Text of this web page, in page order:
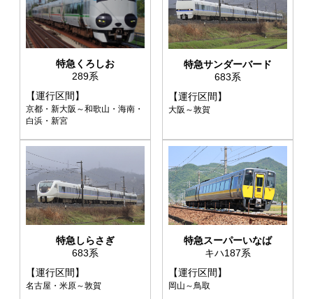
特急くろしお
289系
【運行区間】
京都・新大阪～和歌山・海南・
白浜・新宮
特急サンダーバード
683系
【運行区間】
大阪～敦賀
特急しらさぎ
683系
【運行区間】
名古屋・米原～敦賀
特急スーパーいなば
キハ187系
【運行区間】
岡山～鳥取